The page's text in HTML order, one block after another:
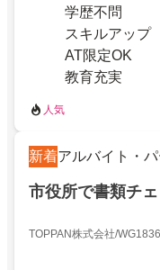
学歴不問
スキルアップ
AT限定OK
教育充実
人気
新着アルバイト・パ
市役所で書類チ
TOPPAN株式会社/